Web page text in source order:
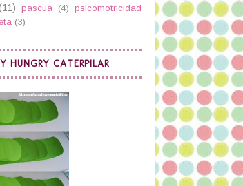
pascua (4) psicomotricidad
(3)
HUNGRY CATERPILAR